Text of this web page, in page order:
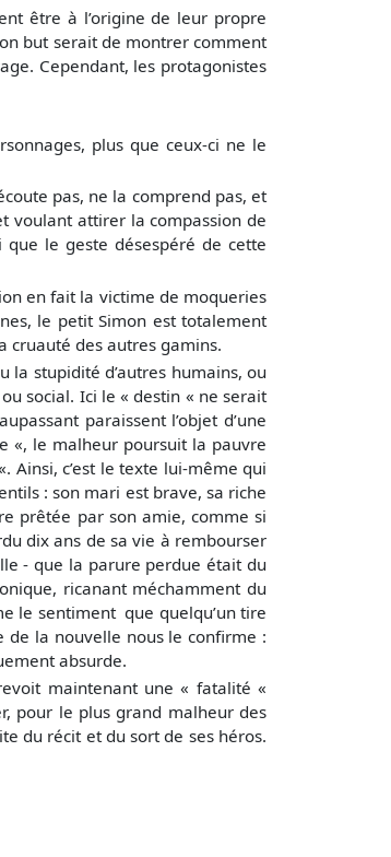
être à l’origine de leur propre
but serait de montrer comment
Cependant, les protagonistes
plus que ceux-ci ne le
pas, ne la comprend pas, et
voulant attirer la compassion de
le geste désespéré de cette
en fait la victime de moqueries
le petit Simon est totalement
cruauté des autres gamins.
la stupidité d’autres humains, ou
social. Ici le « destin « ne serait
paraissent l’objet d’une
«, le malheur poursuit la pauvre
Ainsi, c’est le texte lui-même qui
: son mari est brave, sa riche
prêtée par son amie, comme si
dix ans de sa vie à rembourser
- que la parure perdue était du
ricanant méchamment du
le sentiment que quelqu’un tire
de la nouvelle nous le confirme :
absurde.
maintenant une « fatalité «
pour le plus grand malheur des
du récit et du sort de ses héros.